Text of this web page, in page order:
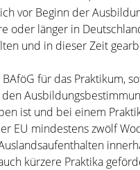
vor Beginn der
oder länger in
und in dieser Zeit
für das Praktikum,
den
ist und bei einem
EU mindestens zwölf
kürzere Praktika